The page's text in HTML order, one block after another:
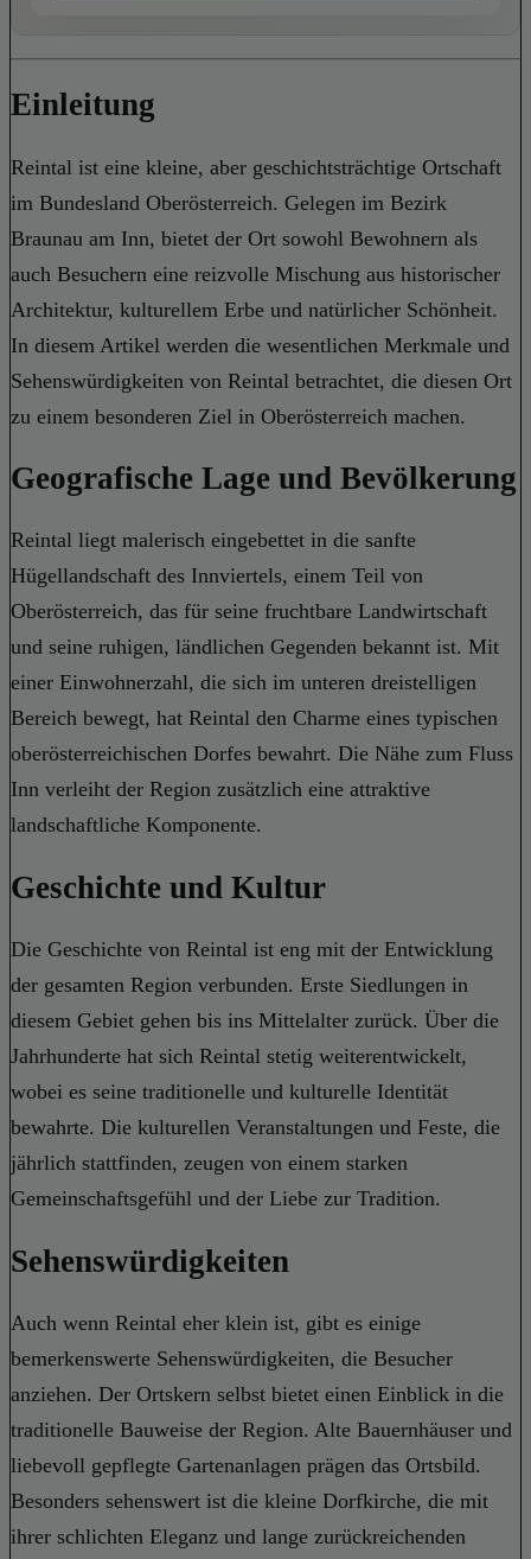
Einleitung
Reintal ist eine kleine, aber geschichtsträchtige Ortschaft
im Bundesland Oberösterreich. Gelegen im Bezirk
Braunau am Inn, bietet der Ort sowohl Bewohnern als
auch Besuchern eine reizvolle Mischung aus historischer
Architektur, kulturellem Erbe und natürlicher Schönheit.
In diesem Artikel werden die wesentlichen Merkmale und
Sehenswürdigkeiten von Reintal betrachtet, die diesen Ort
zu einem besonderen Ziel in Oberösterreich machen.
Geografische Lage und Bevölkerung
Reintal liegt malerisch eingebettet in die sanfte
Hügellandschaft des Innviertels, einem Teil von
Oberösterreich, das für seine fruchtbare Landwirtschaft
und seine ruhigen, ländlichen Gegenden bekannt ist. Mit
einer Einwohnerzahl, die sich im unteren dreistelligen
Bereich bewegt, hat Reintal den Charme eines typischen
oberösterreichischen Dorfes bewahrt. Die Nähe zum Fluss
Inn verleiht der Region zusätzlich eine attraktive
landschaftliche Komponente.
Geschichte und Kultur
Die Geschichte von Reintal ist eng mit der Entwicklung
der gesamten Region verbunden. Erste Siedlungen in
diesem Gebiet gehen bis ins Mittelalter zurück. Über die
Jahrhunderte hat sich Reintal stetig weiterentwickelt,
wobei es seine traditionelle und kulturelle Identität
bewahrte. Die kulturellen Veranstaltungen und Feste, die
jährlich stattfinden, zeugen von einem starken
Gemeinschaftsgefühl und der Liebe zur Tradition.
Sehenswürdigkeiten
Auch wenn Reintal eher klein ist, gibt es einige
bemerkenswerte Sehenswürdigkeiten, die Besucher
anziehen. Der Ortskern selbst bietet einen Einblick in die
traditionelle Bauweise der Region. Alte Bauernhäuser und
liebevoll gepflegte Gartenanlagen prägen das Ortsbild.
Besonders sehenswert ist die kleine Dorfkirche, die mit
ihrer schlichten Eleganz und lange zurückreichenden